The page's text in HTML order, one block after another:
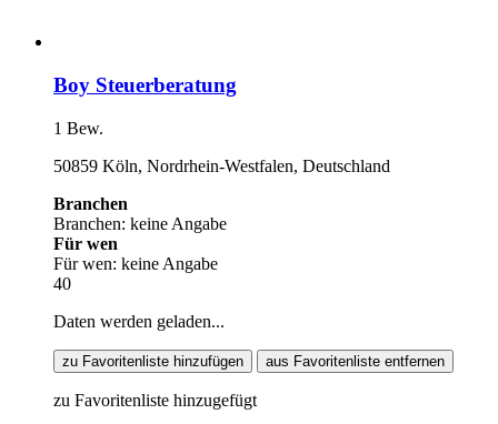
Boy Steuerberatung
1 Bew.
50859 Köln, Nordrhein-Westfalen, Deutschland
Branchen
Branchen: keine Angabe
Für wen
Für wen: keine Angabe
40
Daten werden geladen...
zu Favoritenliste hinzufügen aus Favoritenliste entfernen
zu Favoritenliste hinzugefügt